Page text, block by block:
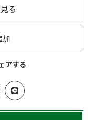
る
加
アする